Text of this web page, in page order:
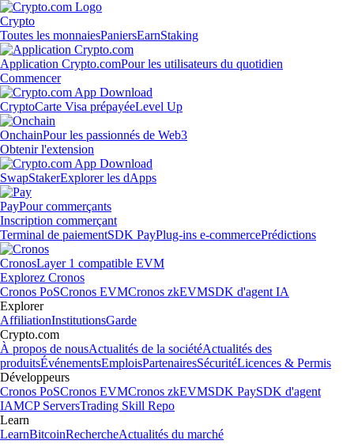
Crypto
Toutes les monnaiesPaniersEarnStaking
Application Crypto.comPour les utilisateurs du quotidien
Commencer
CryptoCarte Visa prépayéeLevel Up
OnchainPour les passionnés de Web3
Obtenir l'extension
SwapStakerExplorer les dApps
PayPour commerçants
Inscription commerçant
Terminal de paiementSDK PayPlug-ins e-commercePrédictions
CronosLayer 1 compatible EVM
Explorez Cronos
Cronos PoSCronos EVMCronos zkEVMSDK d'agent IA
Explorer
AffiliationInstitutionsGarde
Crypto.com
À propos de nousActualités de la sociétéActualités des
produitsÉvénementsEmploisPartenairesSécuritéLicences & Permis
Développeurs
Cronos PoSCronos EVMCronos zkEVMSDK PaySDK d'agent
IAMCP ServersTrading Skill Repo
Learn
LearnBitcoinRechercheActualités du marché